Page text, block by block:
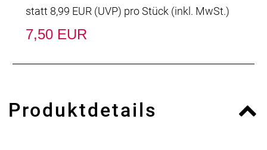
statt 8,99 EUR (UVP) pro Stück (inkl. MwSt.)
7,50 EUR
Produktdetails